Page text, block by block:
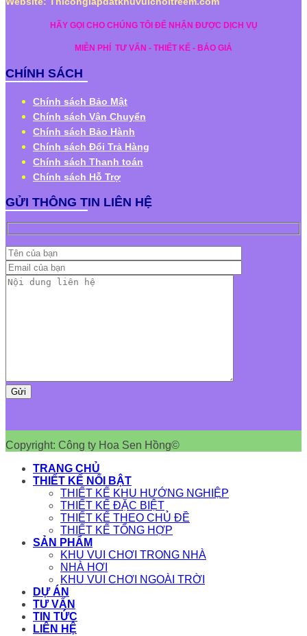
HÃY GỌI CHO CHÚNG TÔI ĐỂ NHẬN ĐƯỢC DỊCH VỤ
MIỄN PHÍ TƯ VẤN - THIẾT KẾ - BÁO GIÁ
CHÍNH SÁCH
Chính sách Bảo Mật
Chính sách Vận Chuyển
Chính sách Bảo Hành
Chính sách Đổi Trả Hàng
Chính sách Thanh toán
Chính sách Hỗ Trợ
GỬI THÔNG TIN LIÊN HỆ
Copyright: Công ty Hoa Sen Hồng©
TRANG CHỦ
THIẾT KẾ NỔI BẬT
THIẾT KẾ KHU HƯỚNG NGHIỆP
THIẾT KẾ ĐẶC BIỆT
THIẾT KẾ THEO CHỦ ĐỀ
THIẾT KẾ TỔNG HỢP
SẢN PHẨM
KHU VUI CHƠI TRONG NHÀ
NHÀ HƠI
KHU VUI CHƠI NGOÀI TRỜI
DỰ ÁN
TƯ VẤN
TIN TỨC
LIÊN HỆ